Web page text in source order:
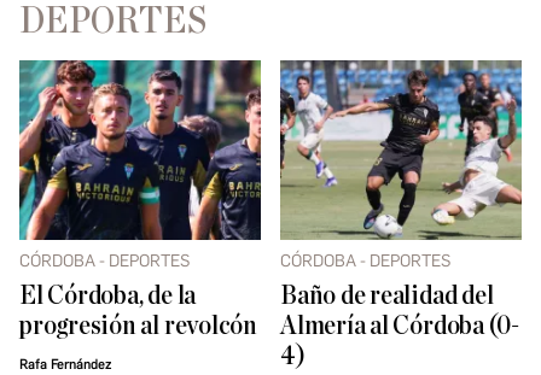
DEPORTES
CÓRDOBA - DEPORTES
El Córdoba, de la
progresión al revolcón
Rafa Fernández
CÓRDOBA - DEPORTES
Baño de realidad del
Almería al Córdoba (0-
4)